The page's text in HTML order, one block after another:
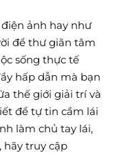
ảnh hay như
để thư giãn tâm
sống thực tế
hấp dẫn mà bạn
thế giới giải trí và
để tự tin cầm lái
làm chủ tay lái,
truy cập